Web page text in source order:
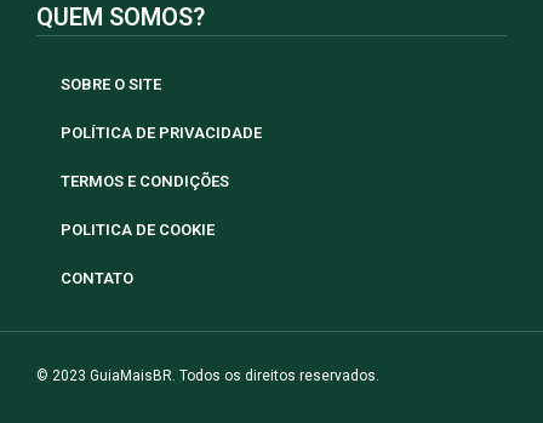
QUEM SOMOS?
SOBRE O SITE
POLÍTICA DE PRIVACIDADE
TERMOS E CONDIÇÕES
POLITICA DE COOKIE
CONTATO
© 2023 GuiaMaisBR. Todos os direitos reservados.